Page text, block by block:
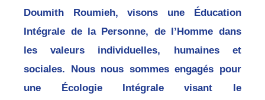
Doumith Roumieh, visons une Éducation
Intégrale de la Personne, de l’Homme dans
les valeurs individuelles, humaines et
sociales. Nous nous sommes engagés pour
une Écologie Intégrale visant le